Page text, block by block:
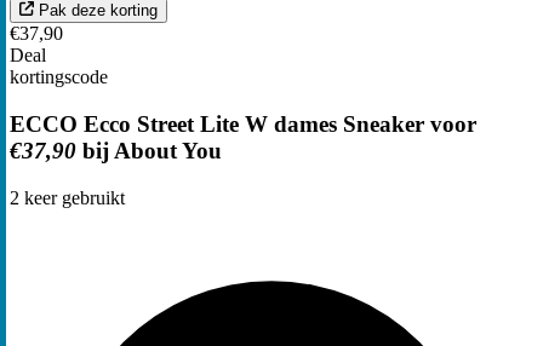
Pak deze korting
€37,90
Deal
kortingscode
ECCO Ecco Street Lite W dames Sneaker voor
€37,90 bij About You
2 keer gebruikt